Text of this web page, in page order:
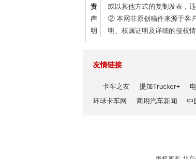
责
声
明
或以其他方式的复制发表，
② 本网非原创稿件来源于客
明、权属证明及详细的侵权
友情链接
卡车之友 提加Trucker+
环球卡车网
商用汽车新闻 中